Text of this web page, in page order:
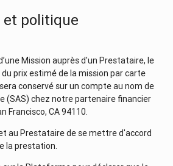
et politique
Mission auprès d'un Prestataire, le
prix estimé de la mission par carte
conservé sur un compte au nom de
(SAS) chez notre partenaire financier
Francisco, CA 94110.
au Prestataire de se mettre d'accord
la prestation.